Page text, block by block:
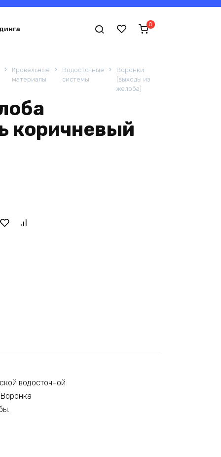
0
Кровельные
материалы
Водосточные
системы
Воронки
(выходы из
желоба)
коричневый
водосточной